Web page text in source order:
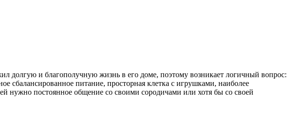
долгую и благополучную жизнь в его доме, поэтому возникает логичный вопрос:
сбалансированное питание, просторная клетка с игрушками, наиболее
нужно постоянное общение со своими сородичами или хотя бы со своей